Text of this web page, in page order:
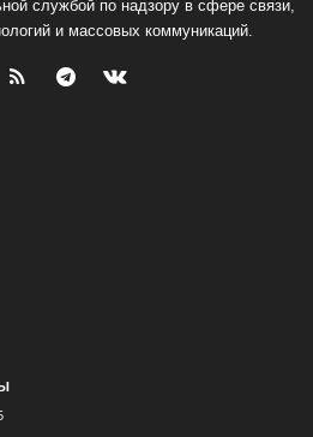
службой по надзору в сфере связи,
и массовых коммуникаций.